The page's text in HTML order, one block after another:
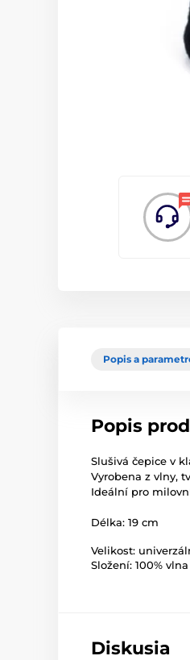
Popis a
Popis
Slušivá čepice v
Vyrobena z vlny,
Ideální pro
Délka: 19 cm
Velikost:
Složení: 100% vlna
Diskusia